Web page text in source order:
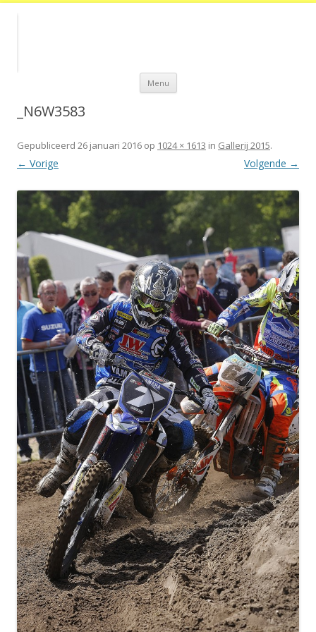
Menu Spring
de
_N6W3583
Gepubliceerd 26 januari 2016 op 1024 × 1613 in Gallerij 2015.
← Vorige Volgende →